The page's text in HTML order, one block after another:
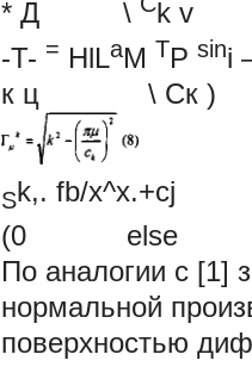
* Д \
k v
-T- = HlLaM TP sini
к ц \ Ск )
Sk,. fb/x^x.+cj
(0
else
По аналогии с [1]
нормальной
поверхностью